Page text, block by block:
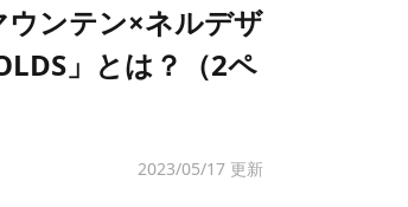
ウンテン×ネルデザ
」とは？（2ペ
2023/05/17 更新